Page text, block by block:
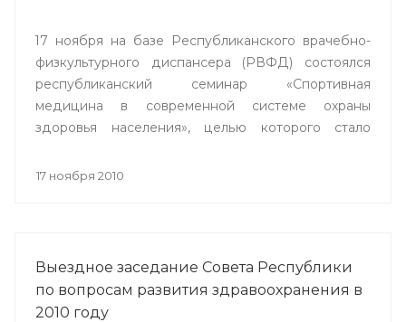
17 ноября на базе Республиканского врачебно-
физкультурного диспансера (РВФД) состоялся
республиканский семинар «Спортивная
медицина в современной системе охраны
здоровья населения», целью которого стало
службы.
17 ноября 2010
Выездное заседание Совета Республики
по вопросам развития здравоохранения в
2010 году